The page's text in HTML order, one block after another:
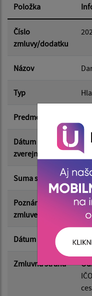
Dátum od:
Dátum do:
Suma od:
Položka
Číslo
zmluvy/dodatku
Názov
Typ
Predmet
Dátum
zverejnenia
Suma s DPH* 4
Poznámka k
zmluve/dodatku
Dátum uzavretia
Zmluvná strana